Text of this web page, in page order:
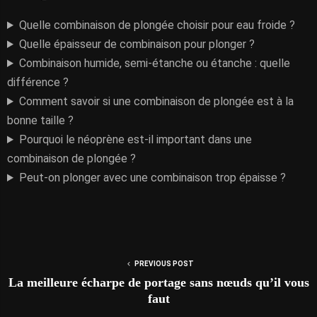
Quelle combinaison de plongée choisir pour eau froide ?
Quelle épaisseur de combinaison pour plonger ?
Combinaison humide, semi-étanche ou étanche : quelle
différence ?
Comment savoir si une combinaison de plongée est à la
bonne taille ?
Pourquoi le néoprène est-il important dans une
combinaison de plongée ?
Peut-on plonger avec une combinaison trop épaisse ?
PREVIOUS POST
La meilleure écharpe de portage sans nœuds qu’il vous
faut